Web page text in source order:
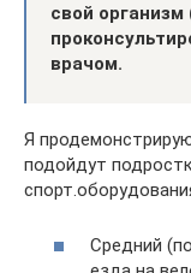
свой
врачом.
Я
подойдут
Средний